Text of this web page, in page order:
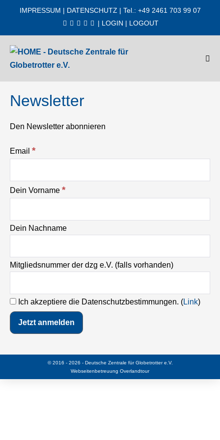
IMPRESSUM | DATENSCHUTZ | Tel.: +49 2461 703 99 07
| LOGIN | LOGOUT
Newsletter
Den Newsletter abonnieren
Email *
Dein Vorname *
Dein Nachname
Mitgliedsnummer der dzg e.V. (falls vorhanden)
Ich akzeptiere die Datenschutzbestimmungen. (Link)
© 2016 - 2026 - Deutsche Zentrale für Globetrotter e.V.
Webseitenbetreuung Overlandtour